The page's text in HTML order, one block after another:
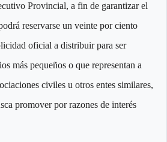
Provincial, a fin de garantizar el
reservarse un veinte por ciento
oficial a distribuir para ser
más pequeños o que representan a
civiles u otros entes similares,
promover por razones de interés